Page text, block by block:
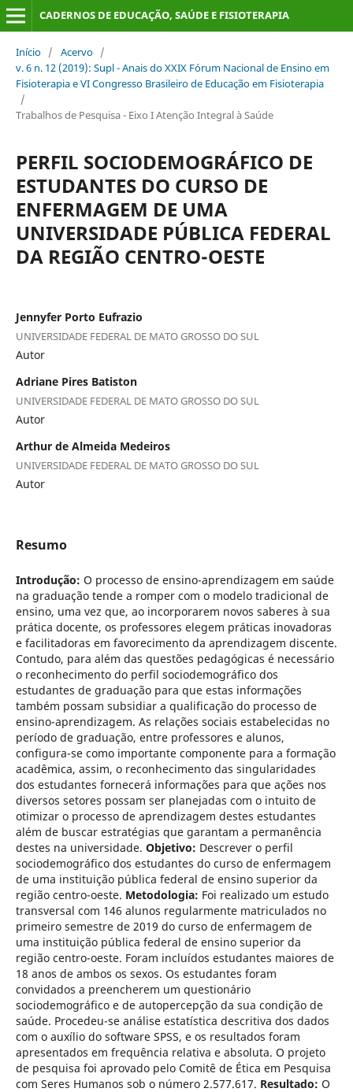
CADERNOS DE EDUCAÇÃO, SAÚDE E FISIOTERAPIA
Início / Acervo /
v. 6 n. 12 (2019): Supl - Anais do XXIX Fórum Nacional de Ensino em
Fisioterapia e VI Congresso Brasileiro de Educação em Fisioterapia
/
Trabalhos de Pesquisa - Eixo I Atenção Integral à Saúde
PERFIL SOCIODEMOGRÁFICO DE
ESTUDANTES DO CURSO DE
ENFERMAGEM DE UMA
UNIVERSIDADE PÚBLICA FEDERAL
DA REGIÃO CENTRO-OESTE
Jennyfer Porto Eufrazio
UNIVERSIDADE FEDERAL DE MATO GROSSO DO SUL
Autor
Adriane Pires Batiston
UNIVERSIDADE FEDERAL DE MATO GROSSO DO SUL
Autor
Arthur de Almeida Medeiros
UNIVERSIDADE FEDERAL DE MATO GROSSO DO SUL
Autor
Resumo
Introdução: O processo de ensino-aprendizagem em saúde
na graduação tende a romper com o modelo tradicional de
ensino, uma vez que, ao incorporarem novos saberes à sua
prática docente, os professores elegem práticas inovadoras
e facilitadoras em favorecimento da aprendizagem discente.
Contudo, para além das questões pedagógicas é necessário
o reconhecimento do perfil sociodemográfico dos
estudantes de graduação para que estas informações
também possam subsidiar a qualificação do processo de
ensino-aprendizagem. As relações sociais estabelecidas no
período de graduação, entre professores e alunos,
configura-se como importante componente para a formação
acadêmica, assim, o reconhecimento das singularidades
dos estudantes fornecerá informações para que ações nos
diversos setores possam ser planejadas com o intuito de
otimizar o processo de aprendizagem destes estudantes
além de buscar estratégias que garantam a permanência
destes na universidade. Objetivo: Descrever o perfil
sociodemográfico dos estudantes do curso de enfermagem
de uma instituição pública federal de ensino superior da
região centro-oeste. Metodologia: Foi realizado um estudo
transversal com 146 alunos regularmente matriculados no
primeiro semestre de 2019 do curso de enfermagem de
uma instituição pública federal de ensino superior da
região centro-oeste. Foram incluídos estudantes maiores de
18 anos de ambos os sexos. Os estudantes foram
convidados a preencherem um questionário
sociodemográfico e de autopercepção da sua condição de
saúde. Procedeu-se análise estatística descritiva dos dados
com o auxílio do software SPSS, e os resultados foram
apresentados em frequência relativa e absoluta. O projeto
de pesquisa foi aprovado pelo Comitê de Ética em Pesquisa
com Seres Humanos sob o número 2.577.617. Resultado: O